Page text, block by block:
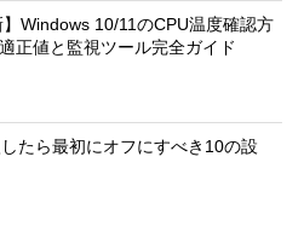
】Windows 10/11のCPU温度確認方
正値と監視ツール完全ガイド
たら最初にオフにすべき10の設